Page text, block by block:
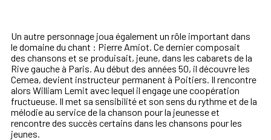
Un autre personnage joua également un rôle important dans
ledomaine du chant : Pierre Amiot. Ce dernier composait
des chansons et se produisait, jeune, dans les cabarets de la
Rivegauche à Paris. Au début des années 50, il découvre les
Cemea, devient instructeur permanent à Poitiers. Il rencontre
alors William Lemit avec lequel il engage une coopération
fructueuse. Il met sa sensibilité et son sens du rythme et de la
mélodie au service de la chanson pour la jeunesse et
rencontre des succès certains dans les chansons pour les
jeunes.